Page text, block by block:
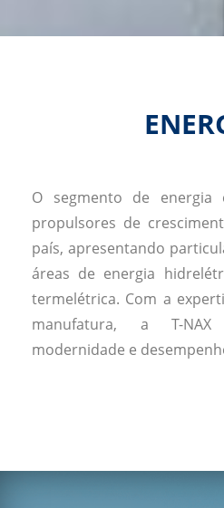
O segmento de
propulsores de
país, apresentando
áreas de energia
termelétrica. Com a
manufatura, a T-NAX
modernidade e